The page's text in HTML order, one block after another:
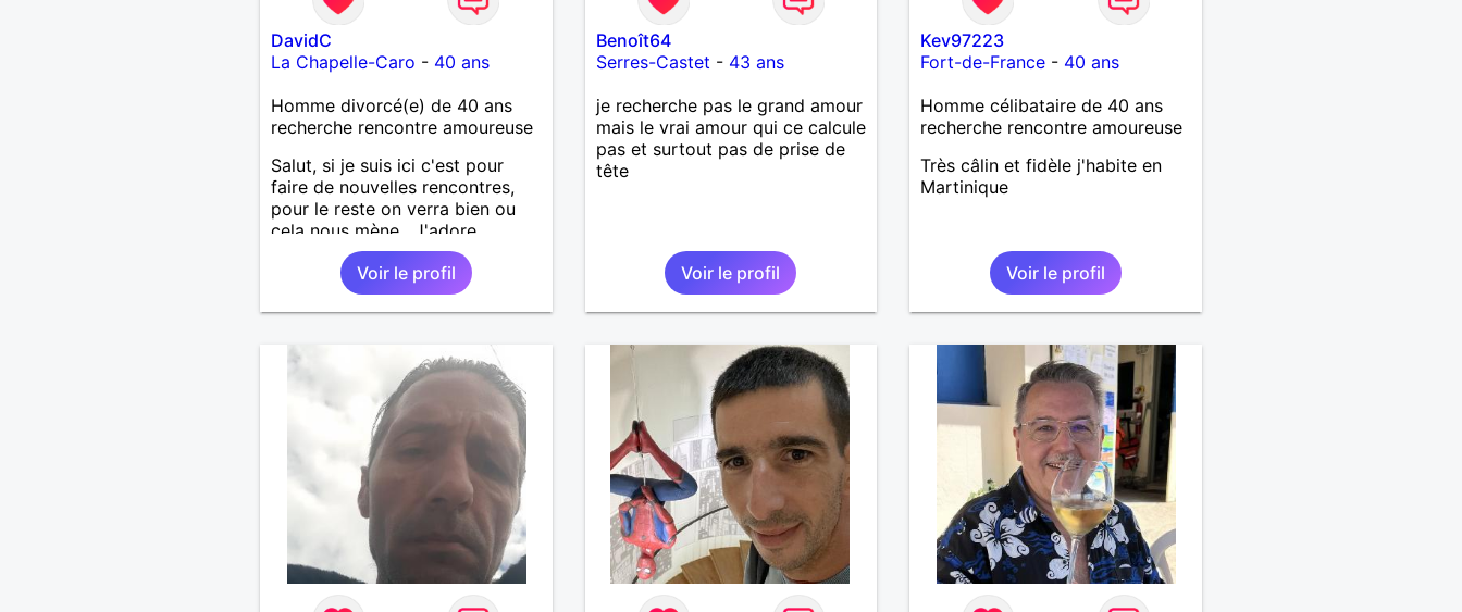
DavidC
La Chapelle-Caro - 40 ans
Homme divorcé(e) de 40 ans
recherche rencontre amoureuse
Salut, si je suis ici c'est pour
faire de nouvelles rencontres,
pour le reste on verra bien ou
cela nous mène . J'adore
découvrir de nouvelles choses ,
alors si vous voulez m'initier à
l'une de vos activités je suis
partant.
Voir le profil
Benoît64
Serres-Castet - 43 ans
je recherche pas le grand amour
mais le vrai amour qui ce calcule
pas et surtout pas de prise de
tête
Voir le profil
Kev97223
Fort-de-France - 40 ans
Homme célibataire de 40 ans
recherche rencontre amoureuse
Très câlin et fidèle j'habite en
Martinique
Voir le profil